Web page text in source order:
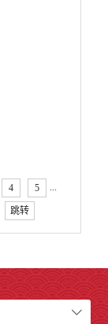
4 5 ...
跳转